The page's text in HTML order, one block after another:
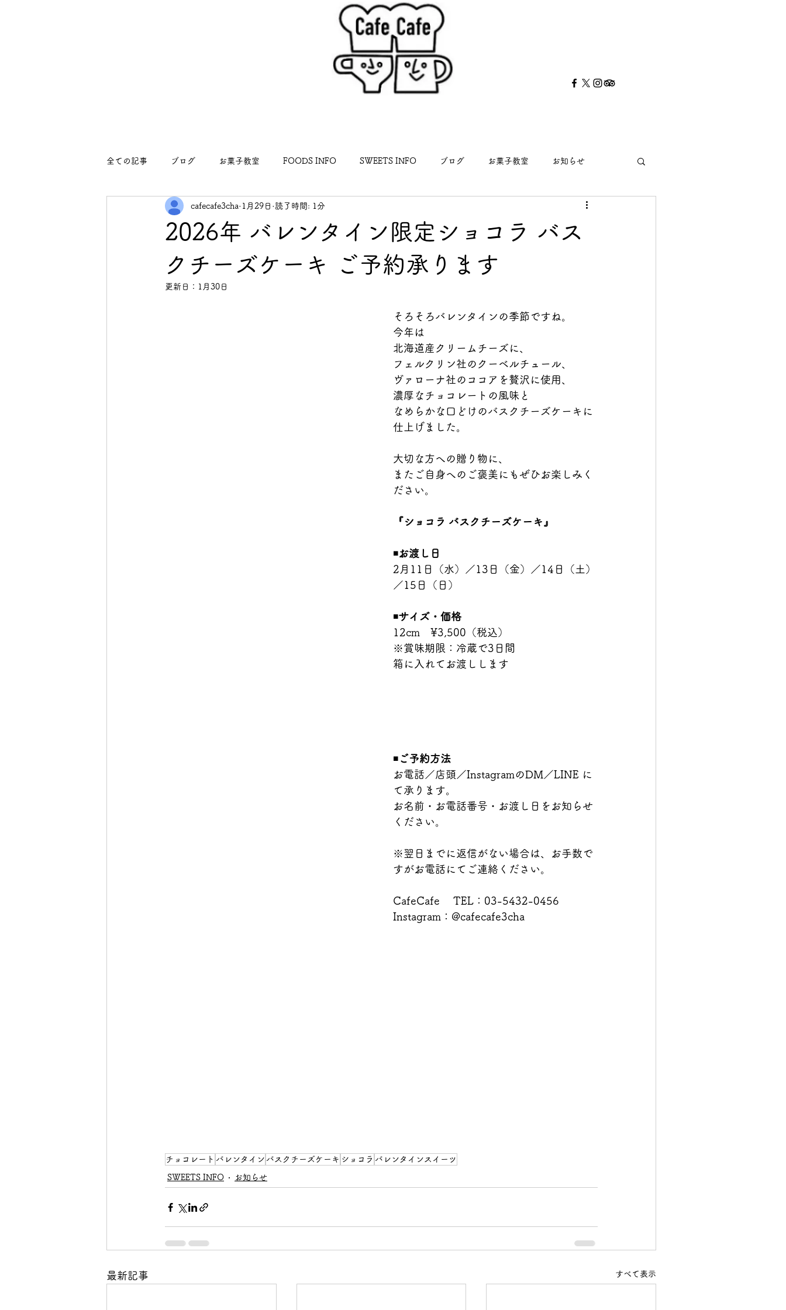
全ての記事 ブログ お菓子教室 FOODS INFO SWEETS INFO ブログ お菓子教室 お知らせ
イベント お知らせ
2026年 バレンタイン限定ショコラ バス
クチーズケーキ ご予約承ります
cafecafe3cha 1月29日 読了時間: 1分
更新日： 1月30日
そろそろバレンタインの季節ですね。
今年は
北海道産クリームチーズに、
フェルクリン社のクーベルチュール、
ヴァローナ社のココアを贅沢に使用、
濃厚なチョコレートの風味と
なめらかな口どけのバスクチーズケーキに
仕上げました。
大切な方への贈り物に、
またご自身へのご褒美にもぜひお楽しみく
ださい。
『ショコラ バスクチーズケーキ』
◾️お渡し日
2月11日（水）／13日（金）／14日（土）
／15日（日）
◾️サイズ・価格
12cm　¥3,500（税込）
※賞味期限：冷蔵で3日間
箱に入れてお渡しします
◾️ ご予約方法
お電話／店頭／InstagramのDM／LINE に
て承ります。
お名前・お電話番号・お渡し日をお知らせ
ください。
※翌日までに返信がない場合は、お手数で
すがお電話にてご連絡ください。
CafeCafe　 TEL：03-5432-0456
Instagram：@cafecafe3cha
チョコレート バレンタイン バスクチーズケーキ ショコラ バレンタインスイーツ
SWEETS INFO お知らせ
最新記事 すべて表示